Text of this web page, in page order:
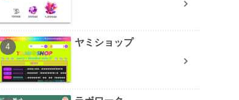
ヤミショップ